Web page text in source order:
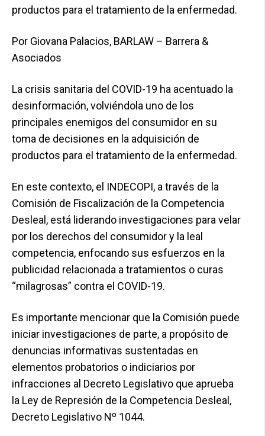
productos para el tratamiento de la enfermedad.
Por Giovana Palacios, BARLAW – Barrera &
Asociados
La crisis sanitaria del COVID-19 ha acentuado la
desinformación, volviéndola uno de los
principales enemigos del consumidor en su
toma de decisiones en la adquisición de
productos para el tratamiento de la enfermedad.
En este contexto, el INDECOPI, a través de la
Comisión de Fiscalización de la Competencia
Desleal, está liderando investigaciones para velar
por los derechos del consumidor y la leal
competencia, enfocando sus esfuerzos en la
publicidad relacionada a tratamientos o curas
“milagrosas” contra el COVID-19.
Es importante mencionar que la Comisión puede
iniciar investigaciones de parte, a propósito de
denuncias informativas sustentadas en
elementos probatorios o indiciarios por
infracciones al Decreto Legislativo que aprueba
la Ley de Represión de la Competencia Desleal,
Decreto Legislativo Nº 1044.